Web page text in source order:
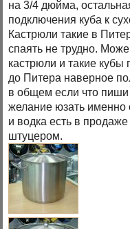
на 3/4 дюйма,
подключения куба к
Кастрюли такие в
спаять не трудно.
кастрюли и такие кубы
до Питера наверное
в общем если что пиши
желание юзать именно
и водка есть в
штуцером.